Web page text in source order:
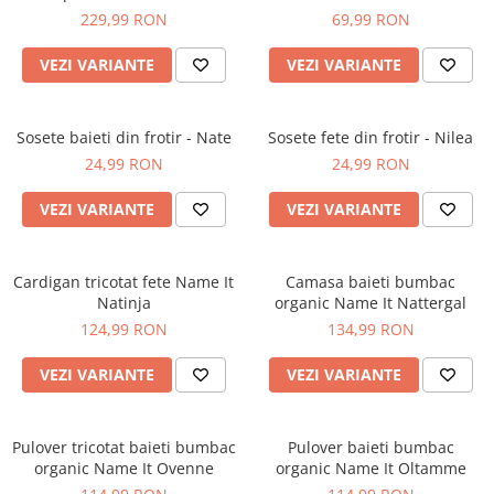
Pantaloni scurți pentru gravide
Chiloti Gravide
Gravide
Pijamale Gravide
Geci și Paltoane
229,99 RON
VEZI VARIANTE
69,99 RON
VEZI VARIANTE
Sosete baieti din frotir - Nate
24,99 RON
VEZI VARIANTE
Sosete fete din frotir - Nilea
24,99 RON
VEZI VARIANTE
Cardigan tricotat fete Name It
Natinja
124,99 RON
VEZI VARIANTE
Camasa baieti bumbac
organic Name It Nattergal
134,99 RON
VEZI VARIANTE
Pulover tricotat baieti bumbac
organic Name It Ovenne
Pulover baieti bumbac
organic Name It Oltamme